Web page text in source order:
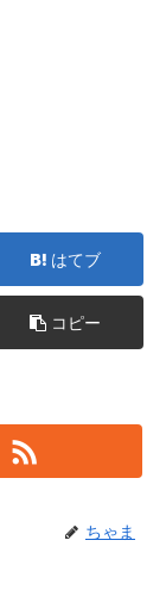
はてブ
コピー
ちゃま